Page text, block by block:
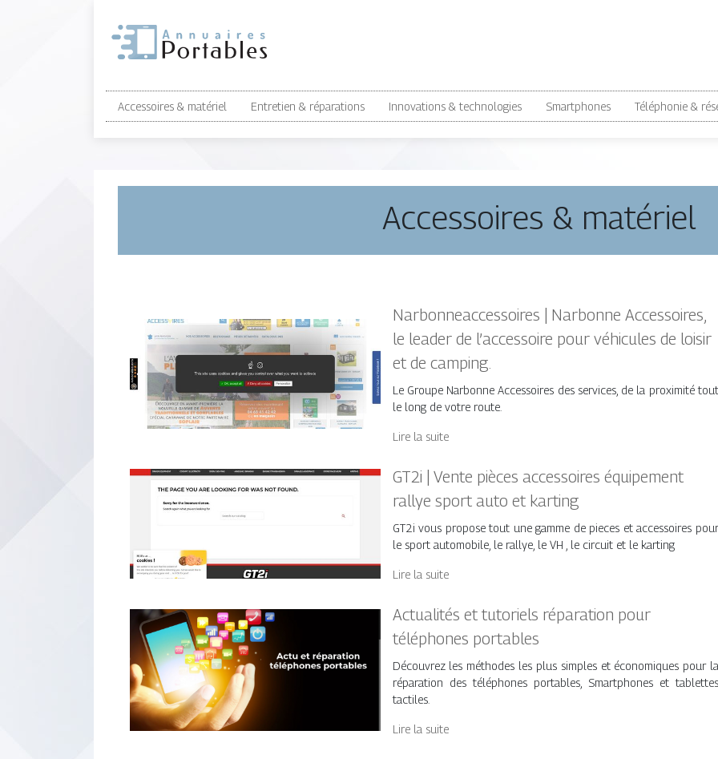
Accessoires & matériel Entretien & réparations Innovations & technologies Smartphones Téléphonie &
Accessoires & matériel
Nar­bonneacces­soi­res | Narbonne Accessoires,
le leader de l’accessoire pour véhicules de loisir
et de camping.
Le Groupe Narbonne Accessoires des services, de la proximité tout
le long de votre route.
Lire la suite
GT2i | Vente pièces accessoires équipement
rallye sport auto et karting
GT2i vous propose tout une gamme de pieces et accessoires pour
le sport automobile, le rallye, le VH , le circuit et le karting
Lire la suite
Actualités et tutoriels réparation pour
téléphones portables
Découvrez les méthodes les plus simples et économiques pour la
réparation des téléphones portables, Smartphones et tablettes
tactiles.
Lire la suite